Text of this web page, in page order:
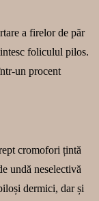
a firelor de păr
foliculul pilos.
un procent
cromofori țintă
undă neselectivă
dermici, dar și